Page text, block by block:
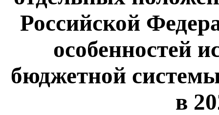
Российской
особенностей
бюджетной
в